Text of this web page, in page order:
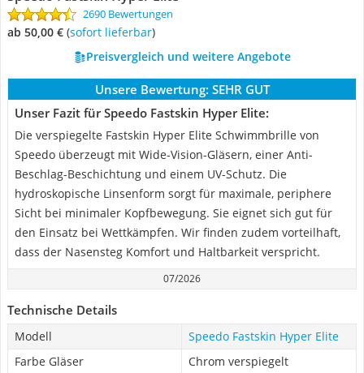
2690 Bewertungen
ab 50,00 € ( Sofort lieferbar)
Preisvergleich und weitere Angebote
Unsere Bewertung: SEHR GUT
Unser Fazit für Speedo Fastskin Hyper Elite:
Die verspiegelte Fastskin Hyper Elite Schwimmbrille von
Speedo überzeugt mit Wide-Vision-Gläsern, einer Anti-
Beschlag-Beschichtung und einem UV-Schutz. Die
hydroskopische Linsenform sorgt für maximale, periphere
Sicht bei minimaler Kopfbewegung. Sie eignet sich gut für
den Einsatz bei Wettkämpfen. Wir finden zudem vorteilhaft,
dass der Nasensteg Komfort und Haltbarkeit verspricht.
07/2026
Technische Details
Modell
Speedo Fastskin Hyper Elite
Farbe Gläser
Chrom verspiegelt